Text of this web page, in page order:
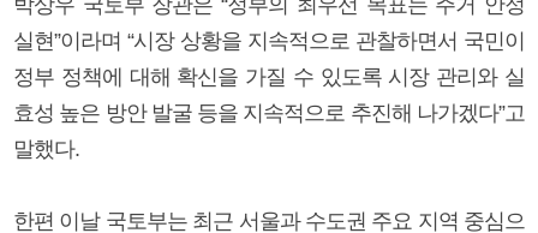
실현”이라며 “시장 상황을 지속적으로 관찰하면서 국민이
정부 정책에 대해 확신을 가질 수 있도록 시장 관리와 실
효성 높은 방안 발굴 등을 지속적으로 추진해 나가겠다”고
말했다.
한편 이날 국토부는 최근 서울과 수도권 주요 지역 중심으